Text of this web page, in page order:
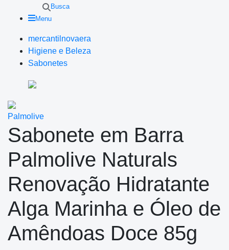
Busca
Menu
mercantilnovaera
Higiene e Beleza
Sabonetes
Palmolive
Sabonete em Barra
Palmolive Naturals
Renovação Hidratante
Alga Marinha e Óleo de
Amêndoas Doce 85g